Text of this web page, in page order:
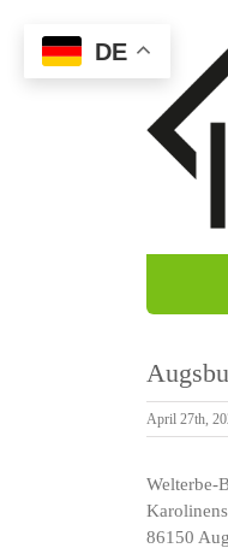
springen
April 27th,
Welterbe-
86150
DE